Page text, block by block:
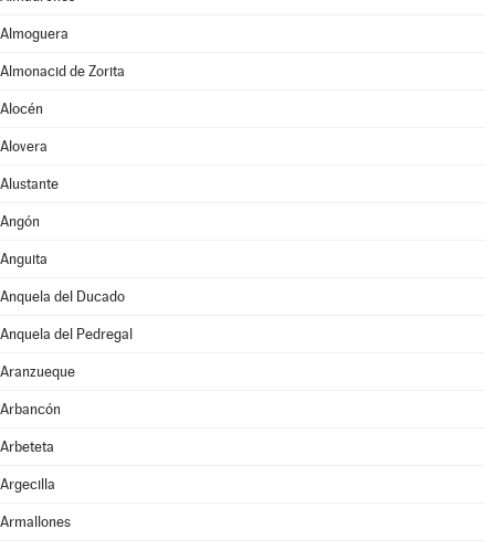
Almoguera
Almonacid de Zorita
Alocén
Alovera
Alustante
Angón
Anguita
Anquela del Ducado
Anquela del Pedregal
Aranzueque
Arbancón
Arbeteta
Argecilla
Armallones